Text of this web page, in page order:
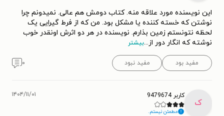
این نویسنده مورد علاقه منه. کتاب دومش هم عالی. نمیدونم چرا
نوشتن که خسته کننده یا مشکل بود. من که از فرط گیرایی یک
لحظه نتونستم زمین بذارم. نویسنده در هر دو اثرش اونقدر خوب
نوشته که انگار دور از...بیشتر
مفید بود مفید نبود ۰
ک
کاربر 9479674
مطمئن نیستم.
۱۴۰۴/۱۱/۰۱